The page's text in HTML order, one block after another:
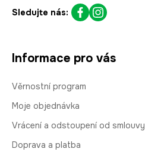
Sledujte nás:
Informace pro vás
Věrnostní program
Moje objednávka
Vrácení a odstoupení od smlouvy
Doprava a platba